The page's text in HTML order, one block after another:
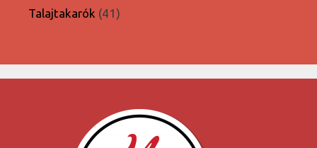
termék
Talajtakarók 4141